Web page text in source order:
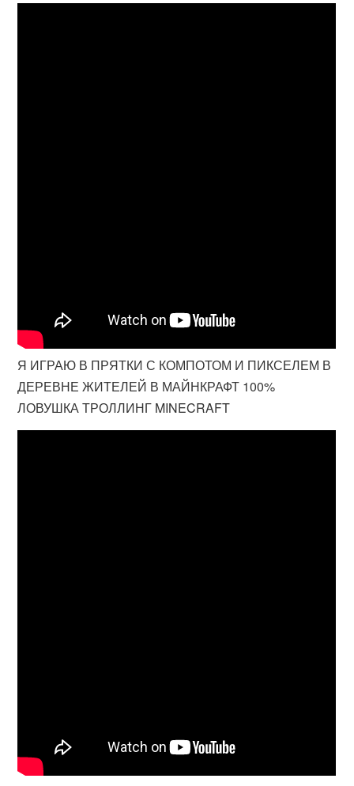
Я ИГРАЮ В ПРЯТКИ С КОМПОТОМ И ПИКСЕЛЕМ В
ДЕРЕВНЕ ЖИТЕЛЕЙ В МАЙНКРАФТ 100%
ЛОВУШКА ТРОЛЛИНГ MINECRAFT